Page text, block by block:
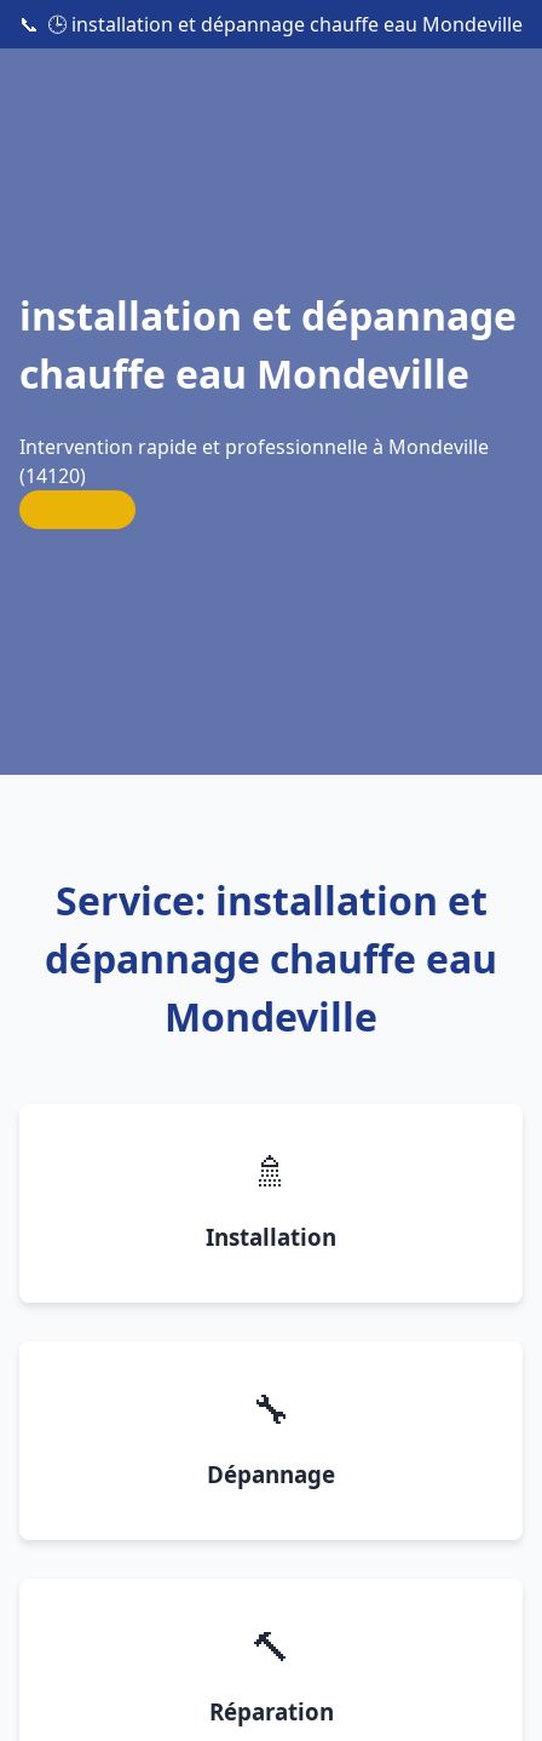
📞 🕒 installation et dépannage chauffe eau Mondeville
installation et dépannage
chauffe eau Mondeville
Intervention rapide et professionnelle à Mondeville
(14120)
Service: installation et
dépannage chauffe eau
Mondeville
🚿
Installation
🔧
Dépannage
🔨
Réparation